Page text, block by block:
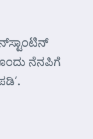
ನೆನಪಿಗೆ